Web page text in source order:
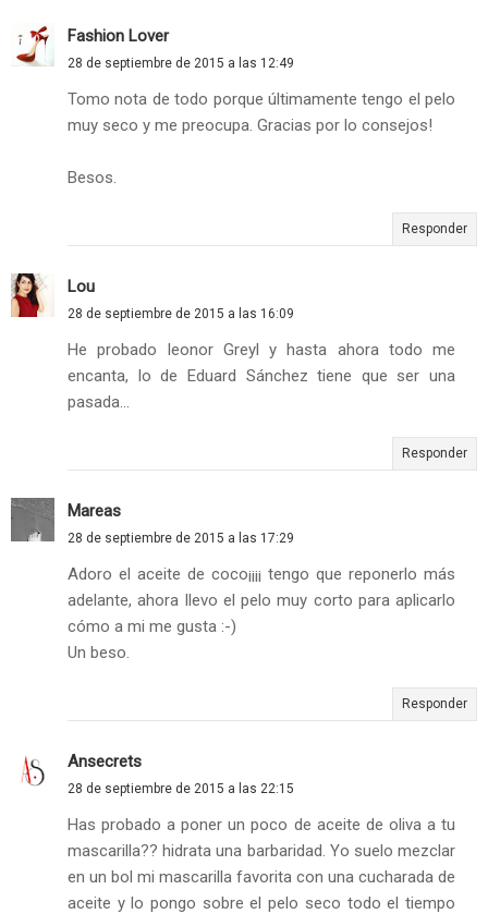
Fashion Lover
28 de septiembre de 2015 a las 12:49
Tomo nota de todo porque últimamente tengo el pelo
muy seco y me preocupa. Gracias por lo consejos!
Besos.
Responder
Lou
28 de septiembre de 2015 a las 16:09
He probado leonor Greyl y hasta ahora todo me
encanta, lo de Eduard Sánchez tiene que ser una
pasada...
Responder
Mareas
28 de septiembre de 2015 a las 17:29
Adoro el aceite de coco¡¡¡¡ tengo que reponerlo más
adelante, ahora llevo el pelo muy corto para aplicarlo
cómo a mi me gusta :-)
Un beso.
Responder
Ansecrets
28 de septiembre de 2015 a las 22:15
Has probado a poner un poco de aceite de oliva a tu
mascarilla?? hidrata una barbaridad. Yo suelo mezclar
en un bol mi mascarilla favorita con una cucharada de
aceite y lo pongo sobre el pelo seco todo el tiempo